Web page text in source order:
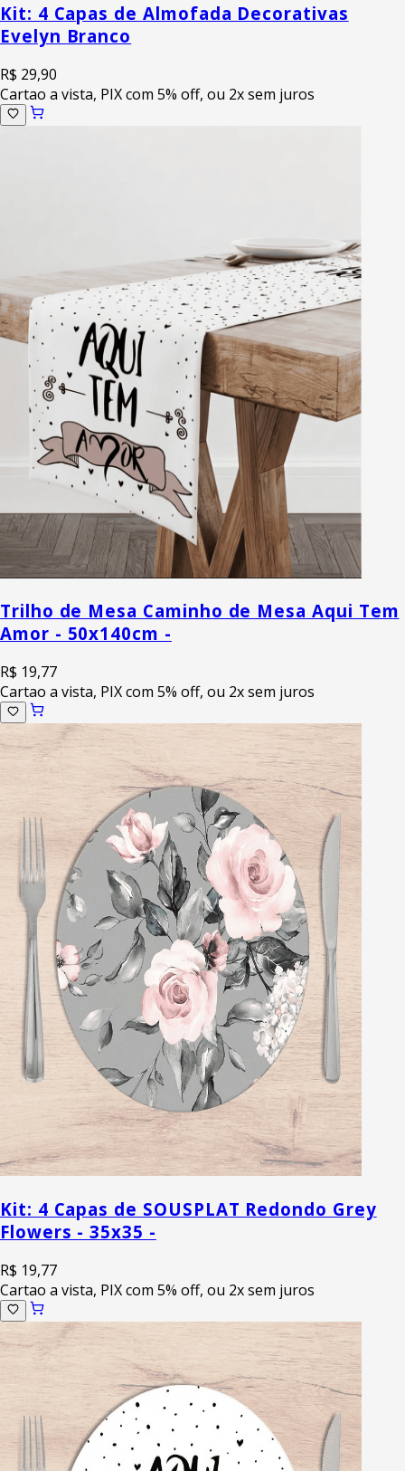
Kit: 4 Capas de Almofada Decorativas
Evelyn Branco
R$ 29,90
Cartao a vista, PIX com 5% off, ou 2x sem juros
Trilho de Mesa Caminho de Mesa Aqui Tem
Amor - 50x140cm -
R$ 19,77
Cartao a vista, PIX com 5% off, ou 2x sem juros
Kit: 4 Capas de SOUSPLAT Redondo Grey
Flowers - 35x35 -
R$ 19,77
Cartao a vista, PIX com 5% off, ou 2x sem juros